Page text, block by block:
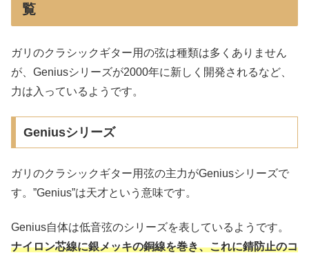
覧
ガリのクラシックギター用の弦は種類は多くありません
が、Geniusシリーズが2000年に新しく開発されるなど、
力は入っているようです。
Geniusシリーズ
ガリのクラシックギター用弦の主力がGeniusシリーズで
す。”Genius”は天才という意味です。
Genius自体は低音弦のシリーズを表しているようです。
ナイロン芯線に銀メッキの銅線を巻き、これに錆防止のコ